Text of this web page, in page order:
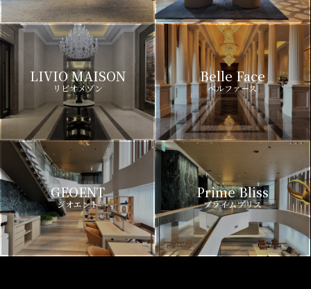
LIVIO MAISON
リビオメゾン
Belle Face
ベルファース
GEOENT
ジオエント
Prime Bliss
プライムブリス